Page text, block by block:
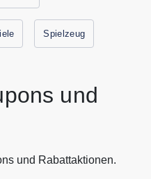
von CALMADO.
Spielzeug
und
und Rabattaktionen.